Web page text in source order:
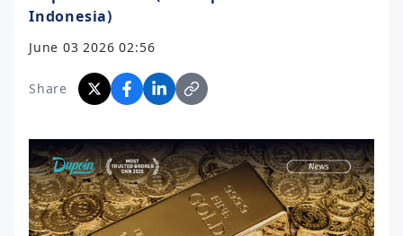
Indonesia)
June 03 2026 02:56
Share